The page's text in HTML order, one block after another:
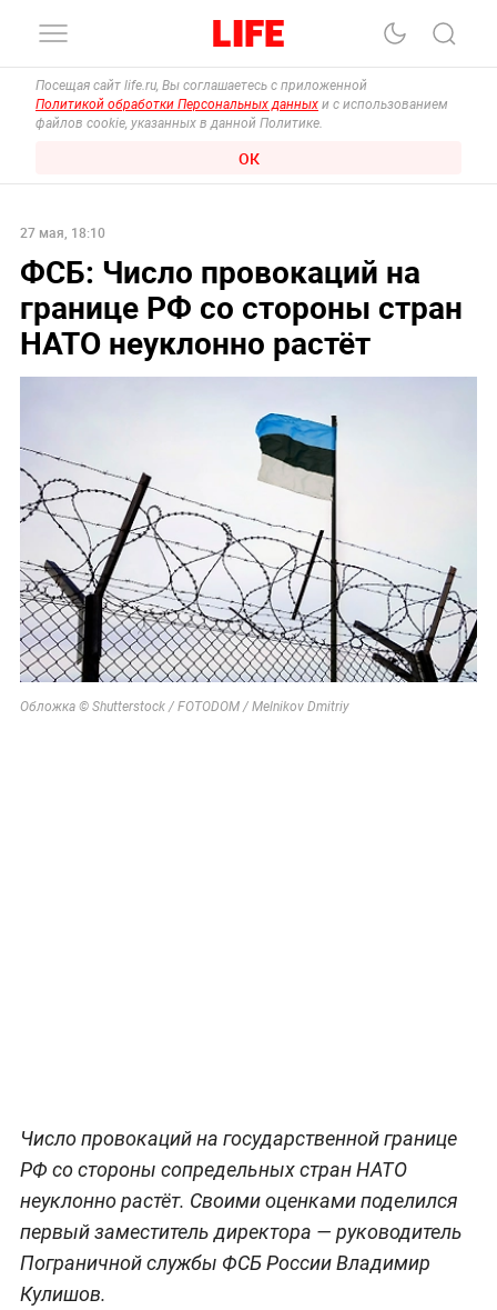
Посещая сайт life.ru, Вы соглашаетесь с приложенной
Политикой обработки Персональных данных и с использованием
файлов cookie, указанных в данной Политике.
ОК
27 мая, 18:10
ФСБ: Число провокаций на
границе РФ со стороны стран
НАТО неуклонно растёт
Обложка © Shutterstock / FOTODOM / Melnikov Dmitriy
Число провокаций на государственной границе
РФ со стороны сопредельных стран НАТО
неуклонно растёт. Своими оценками поделился
первый заместитель директора — руководитель
Пограничной службы ФСБ России Владимир
Кулишов.